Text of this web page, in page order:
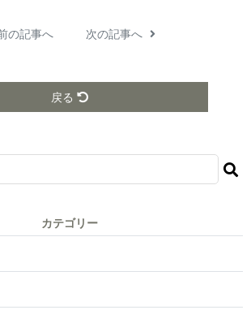
の記事へ 次の記事へ
戻る
カテゴリー